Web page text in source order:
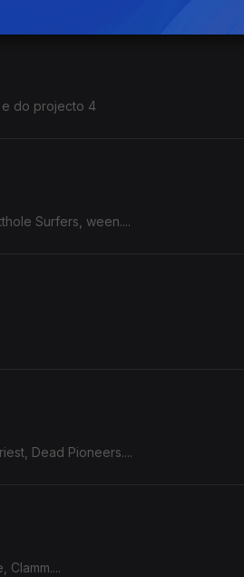
e do projecto 4
Surfers, ween....
Dead Pioneers....
Clamm....